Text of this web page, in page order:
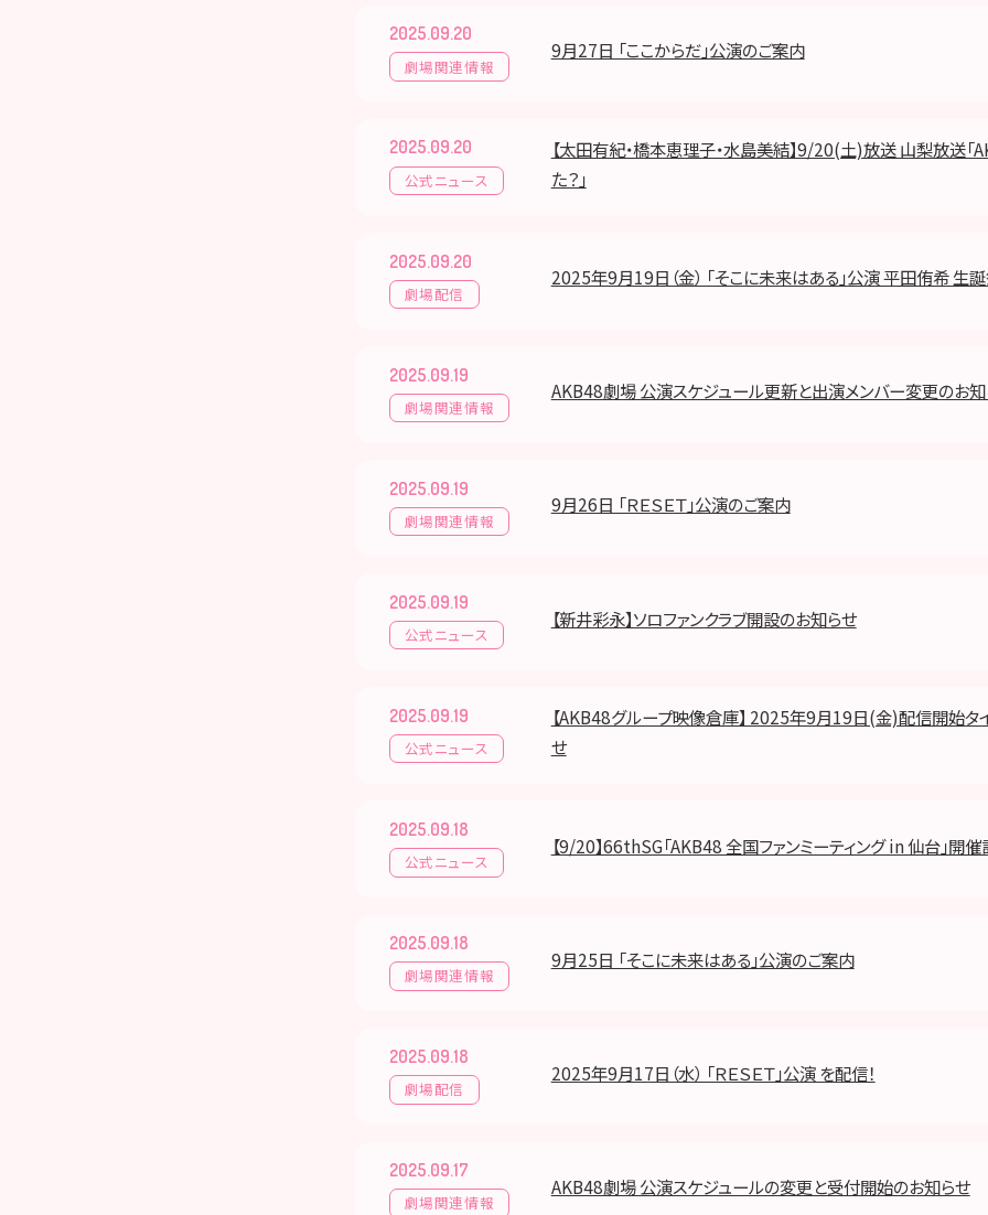
2025.09.20
劇場関連情報
9月27日 「ここからだ」公演のご案内
2025.09.20
公式ニュース
【太田有紀・橋本恵理子・水島美結】9/20(土)放送 山梨放送「
た？」
2025.09.20
劇場配信
2025年9月19日（金） 「そこに未来はある」公演 平田侑希 生
2025.09.19
劇場関連情報
AKB48劇場 公演スケジュール更新と出演メンバー変更のお
2025.09.19
劇場関連情報
9月26日 「ＲＥＳＥＴ」公演のご案内
2025.09.19
公式ニュース
【新井彩永】ソロファンクラブ開設のお知らせ
2025.09.19
公式ニュース
【AKB48グループ映像倉庫】 2025年9月19日(金)配信開始タ
せ
2025.09.18
公式ニュース
【9/20】66thSG「AKB48 全国ファンミーティング in 仙台」開
2025.09.18
劇場関連情報
9月25日 「そこに未来はある」公演のご案内
2025.09.18
劇場配信
2025年9月17日（水） 「ＲＥＳＥＴ」公演 を配信！
2025.09.17
劇場関連情報
AKB48劇場 公演スケジュールの変更と受付開始のお知らせ